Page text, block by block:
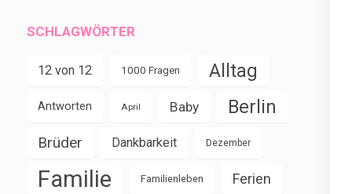
SCHLAGWÖRTER
12 von 12 1000 Fragen Alltag
Antworten April Baby Berlin
Brüder Dankbarkeit Dezember
Familie Familienleben Ferien